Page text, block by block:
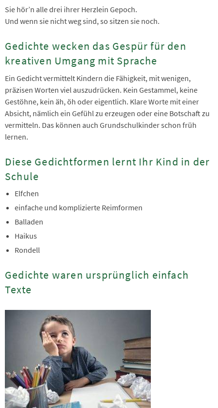
Sie hör’n alle drei ihrer Herzlein Gepoch.
Und wenn sie nicht weg sind, so sitzen sie noch.
Gedichte wecken das Gespür für den
kreativen Umgang mit Sprache
Ein Gedicht vermittelt Kindern die Fähigkeit, mit wenigen,
präzisen Worten viel auszudrücken. Kein Gestammel, keine
Gestöhne, kein äh, öh oder eigentlich. Klare Worte mit einer
Absicht, nämlich ein Gefühl zu erzeugen oder eine Botschaft zu
vermitteln. Das können auch Grundschulkinder schon früh
lernen.
Diese Gedichtformen lernt Ihr Kind in der
Schule
Elfchen
einfache und komplizierte Reimformen
Balladen
Haikus
Rondell
Gedichte waren ursprünglich einfach
Texte